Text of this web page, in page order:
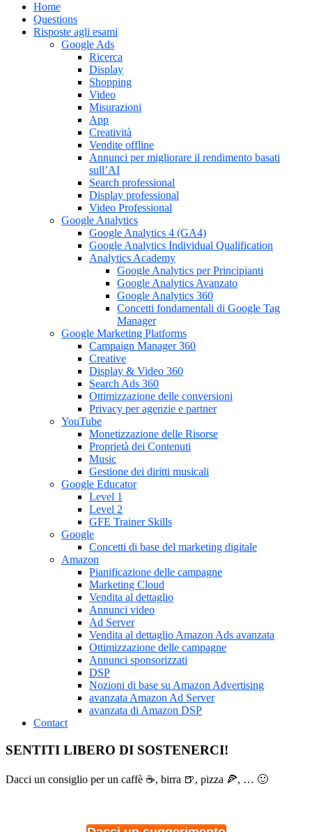
Home
Questions
Risposte agli esami
Google Ads
Ricerca
Display
Shopping
Video
Misurazioni
App
Creatività
Vendite offline
Annunci per migliorare il rendimento basati
sull’AI
Search professional
Display professional
Video Professional
Google Analytics
Google Analytics 4 (GA4)
Google Analytics Individual Qualification
Analytics Academy
Google Analytics per Principianti
Google Analytics Avanzato
Google Analytics 360
Concetti fondamentali di Google Tag
Manager
Google Marketing Platforms
Campaign Manager 360
Creative
Display & Video 360
Search Ads 360
Ottimizzazione delle conversioni
Privacy per agenzie e partner
YouTube
Monetizzazione delle Risorse
Proprietà dei Contenuti
Music
Gestione dei diritti musicali
Google Educator
Level 1
Level 2
GFE Trainer Skills
Google
Concetti di base del marketing digitale
Amazon
Pianificazione delle campagne
Marketing Cloud
Vendita al dettaglio
Annunci video
Ad Server
Vendita al dettaglio Amazon Ads avanzata
Ottimizzazione delle campagne
Annunci sponsorizzati
DSP
Nozioni di base su Amazon Advertising
avanzata Amazon Ad Server
avanzata di Amazon DSP
Contact
SENTITI LIBERO DI SOSTENERCI!
Dacci un consiglio per un caffè ☕, birra 🍺, pizza 🍕, … 🙂